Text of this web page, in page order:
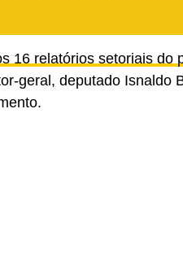
16 relatórios setoriais do
geral, deputado Isnaldo